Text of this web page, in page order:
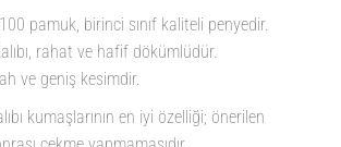
pamuk, birinci sınıf kaliteli penyedir.
rahat ve hafif dökümlüdür.
ve geniş kesimdir.
kumaşlarının en iyi özelliği; önerilen